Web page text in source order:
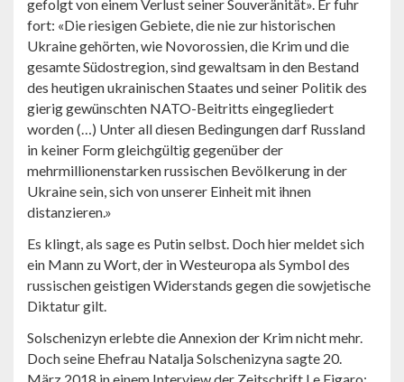
gefolgt von einem Verlust seiner Souveränität». Er fuhr
fort: «Die riesigen Gebiete, die nie zur historischen
Ukraine gehörten, wie Novorossien, die Krim und die
gesamte Südostregion, sind gewaltsam in den Bestand
des heutigen ukrainischen Staates und seiner Politik des
gierig gewünschten NATO-Beitritts eingegliedert
worden (…) Unter all diesen Bedingungen darf Russland
in keiner Form gleichgültig gegenüber der
mehrmillionenstarken russischen Bevölkerung in der
Ukraine sein, sich von unserer Einheit mit ihnen
distanzieren.»
Es klingt, als sage es Putin selbst. Doch hier meldet sich
ein Mann zu Wort, der in Westeuropa als Symbol des
russischen geistigen Widerstands gegen die sowjetische
Diktatur gilt.
Solschenizyn erlebte die Annexion der Krim nicht mehr.
Doch seine Ehefrau Natalja Solschenizyna sagte 20.